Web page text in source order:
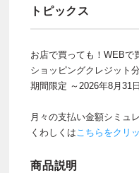
トピックス
お店で買っても！WEBで
ショッピングクレジット
期間限定 ～2026年8月31
月々の支払い金額シミュ
くわしくはこちらをクリ
商品説明